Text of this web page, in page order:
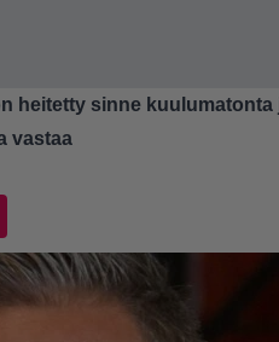
heitetty sinne kuulumatonta
vastaa